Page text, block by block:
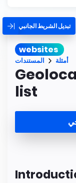
تبديل الشريط الجانبي
websites
المستندات أمثلة
list